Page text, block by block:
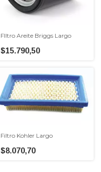
FIltro Areite Briggs Largo
$15.790,50
Filtro Kohler Largo
$8.070,70